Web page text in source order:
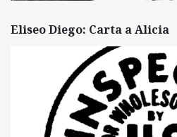
Eliseo Diego: Carta a Alicia